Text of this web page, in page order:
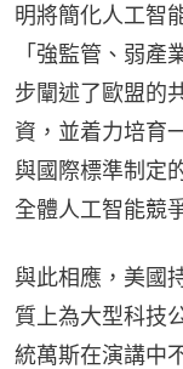
明將簡化人工智
「強監管、弱
步闡述了歐盟的
資，並着力培育
與國際標準制定
全體人工智能競
與此相應，美國
質上為大型科技
統萬斯在演講中